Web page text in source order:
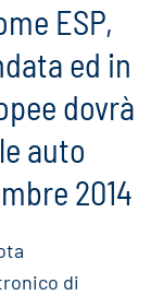
ESP,
ed in
dovrà
auto
2014
di